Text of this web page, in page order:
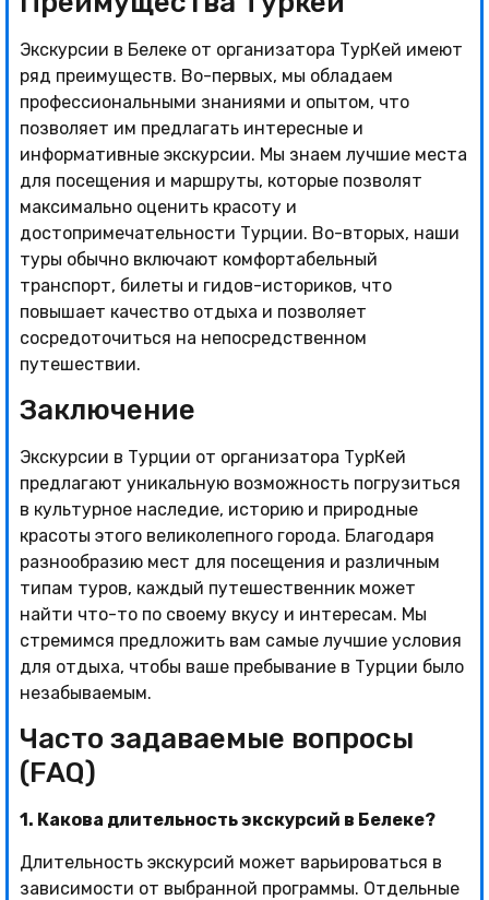
Экскурсии в Белеке от организатора ТурКей имеют
ряд преимуществ. Во-первых, мы обладаем
профессиональными знаниями и опытом, что
позволяет им предлагать интересные и
информативные экскурсии. Мы знаем лучшие места
для посещения и маршруты, которые позволят
максимально оценить красоту и
достопримечательности Турции. Во-вторых, наши
туры обычно включают комфортабельный
транспорт, билеты и гидов-историков, что
повышает качество отдыха и позволяет
сосредоточиться на непосредственном
путешествии.
Заключение
Экскурсии в Турции от организатора ТурКей
предлагают уникальную возможность погрузиться
в культурное наследие, историю и природные
красоты этого великолепного города. Благодаря
разнообразию мест для посещения и различным
типам туров, каждый путешественник может
найти что-то по своему вкусу и интересам. Мы
стремимся предложить вам самые лучшие условия
для отдыха, чтобы ваше пребывание в Турции было
незабываемым.
Часто задаваемые вопросы
(FAQ)
1. Какова длительность экскурсий в Белеке?
Длительность экскурсий может варьироваться в
зависимости от выбранной программы. Отдельные